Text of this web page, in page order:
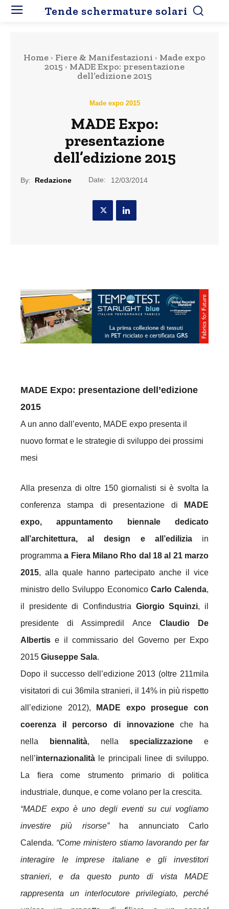
Tende schermature solari
Home Fiere & Manifestazioni
Made expo
2015
MADE Expo: presentazione
dell’edizione 2015
Made expo 2015
MADE Expo:
presentazione
dell’edizione 2015
By: Redazione Date: 12/03/2014
MADE Expo: presentazione dell’edizione
2015
A un anno dall’evento, MADE expo presenta il
nuovo format e le strategie di sviluppo dei prossimi
mesi
Alla presenza di oltre 150 giornalisti si è svolta la
conferenza stampa di presentazione di
MADE
expo, appuntamento biennale dedicato
all’architettura, al design e all’ediliziain
programmaa Fiera Milano Rho dal 18 al 21 marzo
2015, alla quale hanno partecipato anche il vice
ministro dello Sviluppo Economico Carlo Calenda,
il presidente di Confindustria Giorgio Squinzi, il
presidente di Assimpredil Ance Claudio De
Albertis e il commissario del Governo per Expo
2015 Giuseppe Sala.
Dopo il successo dell’edizione 2013 (oltre 211mila
visitatori di cui 36mila stranieri, il 14% in più rispetto
all’edizione 2012),
MADE expo prosegue con
coerenza il percorso di innovazioneche ha
nella
biennalità, nellaspecializzazione
e
nell’internazionalità le principali linee di sviluppo.
La fiera come strumento primario di politica
industriale, dunque, e come volano per la crescita.
“MADE expo è uno degli eventi su cui vogliamo
investire più risorse”ha annunciato Carlo
Calenda. “Come ministero stiamo lavorando per far
interagire le imprese italiane e gli investitori
stranieri, e da questo punto di vista MADE
rappresenta un interlocutore privilegiato, perché